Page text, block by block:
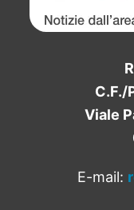
C.F./
Viale
E-mail: